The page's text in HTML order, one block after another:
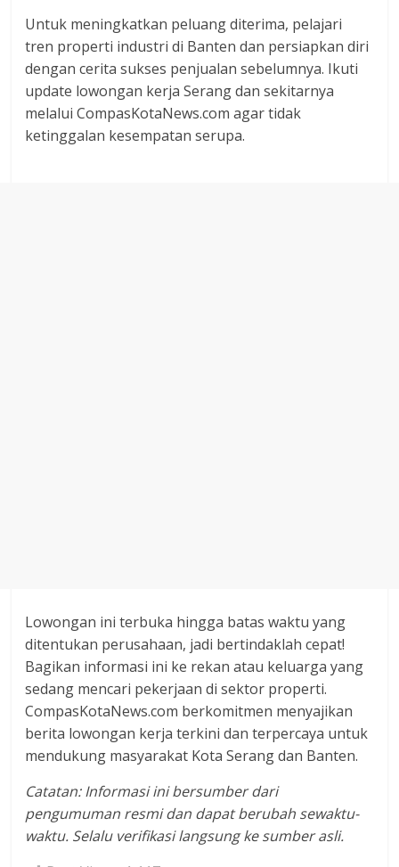
Untuk meningkatkan peluang diterima, pelajari
tren properti industri di Banten dan persiapkan diri
dengan cerita sukses penjualan sebelumnya. Ikuti
update lowongan kerja Serang dan sekitarnya
melalui CompasKotaNews.com agar tidak
ketinggalan kesempatan serupa.
Lowongan ini terbuka hingga batas waktu yang
ditentukan perusahaan, jadi bertindaklah cepat!
Bagikan informasi ini ke rekan atau keluarga yang
sedang mencari pekerjaan di sektor properti.
CompasKotaNews.com berkomitmen menyajikan
berita lowongan kerja terkini dan terpercaya untuk
mendukung masyarakat Kota Serang dan Banten.
Catatan: Informasi ini bersumber dari
pengumuman resmi dan dapat berubah sewaktu-
waktu. Selalu verifikasi langsung ke sumber asli.